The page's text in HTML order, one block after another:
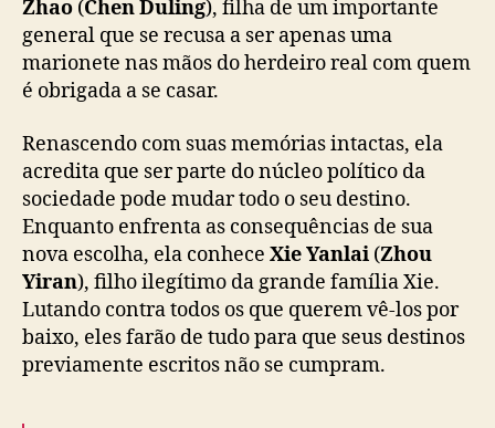
C
h
e
u
i
n
g
e
Z
h
o
Zhao (Chen Duling), filha de um importante
general que se recusa a ser apenas uma
marionete nas mãos do herdeiro real com quem
é obrigada a se casar.
Renascendo com suas memórias intactas, ela
acredita que ser parte do núcleo político da
sociedade pode mudar todo o seu destino.
Enquanto enfrenta as consequências de sua
nova escolha, ela conhece Xie Yanlai (Zhou
Yiran), filho ilegítimo da grande família Xie.
Lutando contra todos os que querem vê-los por
baixo, eles farão de tudo para que seus destinos
previamente escritos não se cumpram.